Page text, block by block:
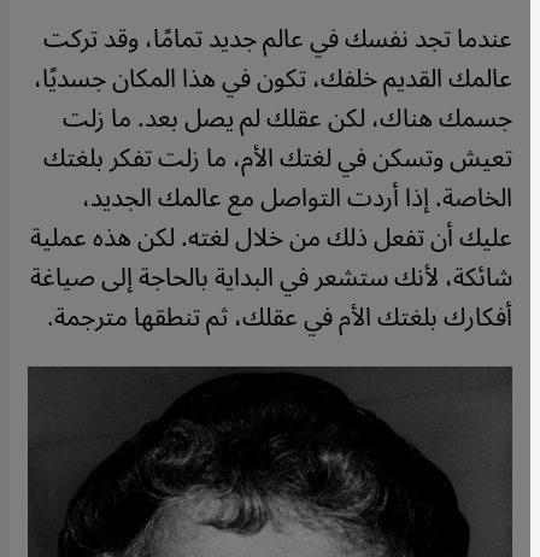
عندما تجد نفسك في عالم جديد تمامًا، وقد تركت
عالمك القديم خلفك، تكون في هذا المكان جسديًا،
جسمك هناك، لكن عقلك لم يصل بعد. ما زلت
تعيش وتسكن في لغتك الأم، ما زلت تفكر بلغتك
الخاصة. إذا أردت التواصل مع عالمك الجديد،
عليك أن تفعل ذلك من خلال لغته. لكن هذه عملية
شائكة، لأنك ستشعر في البداية بالحاجة إلى صياغة
أفكارك بلغتك الأم في عقلك، ثم تنطقها مترجمة.